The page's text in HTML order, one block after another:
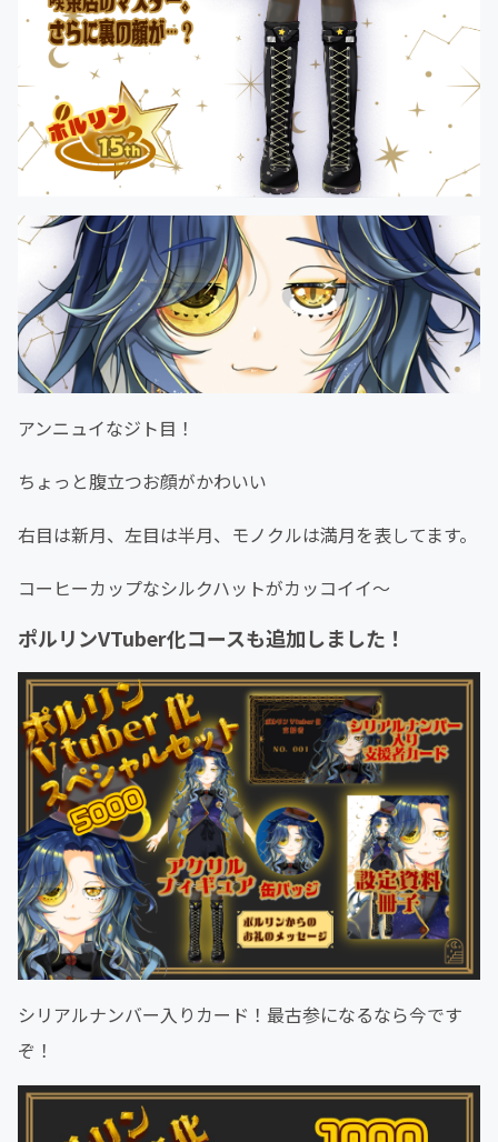
アンニュイなジト目！
ちょっと腹立つお顔がかわいい
右目は新月、左目は半月、モノクルは満月を表してます。
コーヒーカップなシルクハットがカッコイイ〜
ポルリンVTuber化コースも追加しました！
シリアルナンバー入りカード！最古参になるなら今です
ぞ！